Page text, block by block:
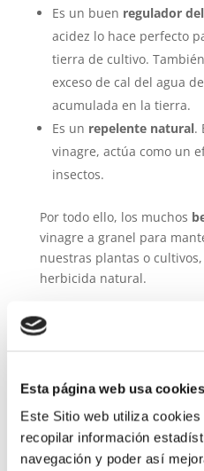
Esta página web usa cookies
Este Sitio web utiliza
recopilar información
navegación y poder así
Es un buen regulador
acidez lo hace perfecto
tierra de cultivo.
exceso de cal del agua
acumulada en la tierra.
Es un repelente natural.
vinagre, actúa como un
insectos.
Por todo ello, los muchos
vinagre a granel para
nuestras plantas o
herbicida natural.
Cómo hacer
cómo dosificarel vinagre a
las plantas. Puedes seguir
mezcla: